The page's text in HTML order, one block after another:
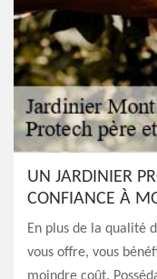
UN JARDINIER
CONFIANCE À
En plus de la qualité
vous offre, vous